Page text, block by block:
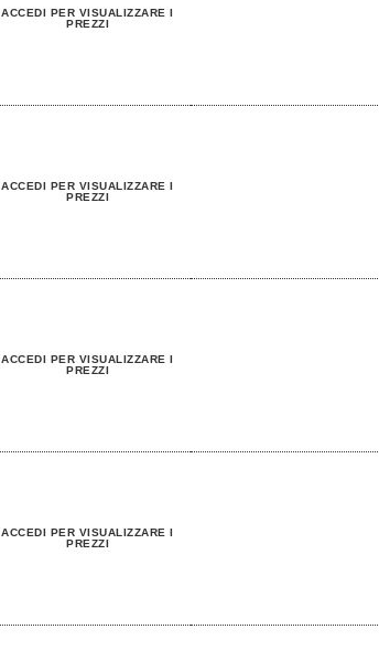
ACCEDI PER VISUALIZZARE I
PREZZI
ACCEDI PER VISUALIZZARE I
PREZZI
ACCEDI PER VISUALIZZARE I
PREZZI
ACCEDI PER VISUALIZZARE I
PREZZI